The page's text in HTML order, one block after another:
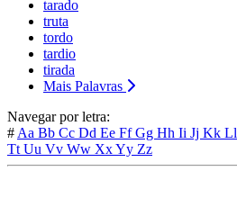
tarado
truta
tordo
tardio
tirada
Mais Palavras
Navegar por letra:
# Aa Bb Cc Dd Ee FfGg Hh Ii Jj Kk Ll
Tt Uu Vv Ww XxYy Zz